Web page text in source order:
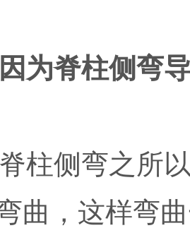
为脊柱侧弯
柱侧弯之所
曲，这样弯